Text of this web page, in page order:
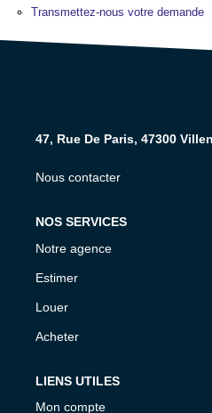
Transmettez-nous votre demande
47, Rue De Paris, 47300
Nous contacter
NOS SERVICES
Notre agence
Estimer
Louer
Acheter
LIENS UTILES
Mon compte